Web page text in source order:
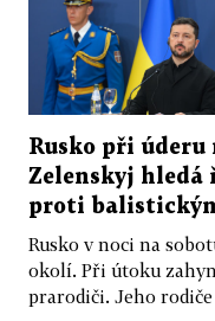
Rusko při úderu
Zelenskyj hledá
proti
Rusko v noci na
okolí. Při útoku
prarodiči. Jeho